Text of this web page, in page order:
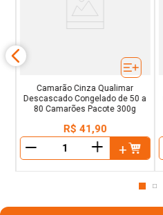
Camarão Cinza Qualimar
Descascado Congelado de 50 a
80 Camarões Pacote 300g
R$ 41,90
＋